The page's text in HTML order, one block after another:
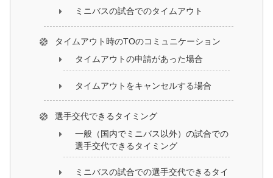
ミニバスの試合でのタイムアウト
タイムアウト時のTOのコミュニケーション
タイムアウトの申請があった場合
タイムアウトをキャンセルする場合
選手交代できるタイミング
一般（国内でミニバス以外）の試合での
選手交代できるタイミング
ミニバスの試合での選手交代できるタイ